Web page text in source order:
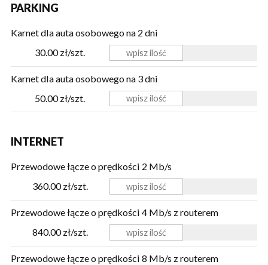
PARKING
Karnet dla auta osobowego na 2 dni
30.00 zł/szt.
Karnet dla auta osobowego na 3 dni
50.00 zł/szt.
INTERNET
Przewodowe łącze o prędkości 2 Mb/s
360.00 zł/szt.
Przewodowe łącze o prędkości 4 Mb/s z routerem
840.00 zł/szt.
Przewodowe łącze o prędkości 8 Mb/s z routerem